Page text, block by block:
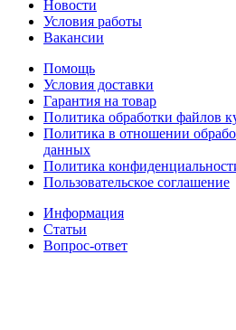
Новости
Условия работы
Вакансии
Помощь
Условия доставки
Гарантия на товар
Политика обработки файлов
Политика в отношении
данных
Политика
Пользовательское соглашение
Информация
Статьи
Вопрос-ответ